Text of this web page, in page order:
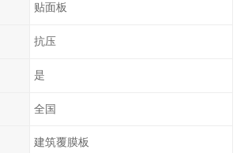
贴面板
抗压
是
全国
建筑覆膜板